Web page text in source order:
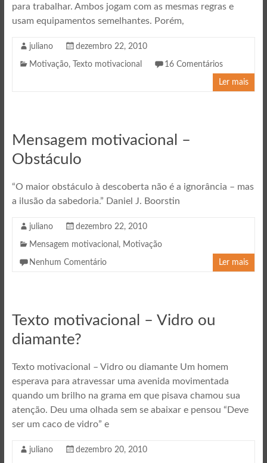
para trabalhar. Ambos jogam com as mesmas regras e
usam equipamentos semelhantes. Porém,
juliano dezembro 22, 2010
Motivação, Texto motivacional 16 Comentários
Ler mais
Mensagem motivacional –
Obstáculo
“O maior obstáculo à descoberta não é a ignorância – mas
a ilusão da sabedoria.” Daniel J. Boorstin
juliano dezembro 22, 2010
Mensagem motivacional , Motivação
Nenhum Comentário Ler mais
Texto motivacional – Vidro ou
diamante?
Texto motivacional – Vidro ou diamante Um homem
esperava para atravessar uma avenida movimentada
quando um brilho na grama em que pisava chamou sua
atenção. Deu uma olhada sem se abaixar e pensou “Deve
ser um caco de vidro” e
juliano dezembro 20, 2010